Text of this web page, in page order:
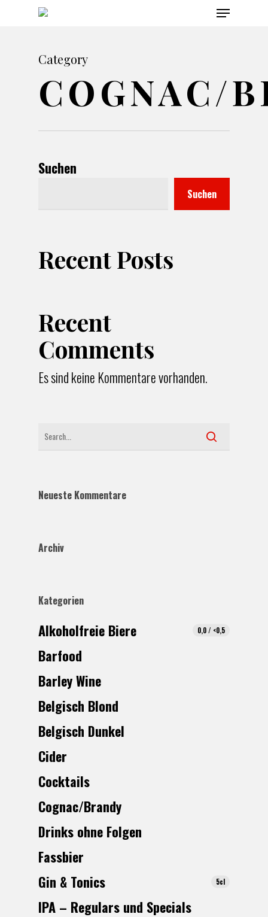
Menu
Category
COGNAC/
Suchen
Suchen
Recent Posts
Recent
Comments
Es sind keine Kommentare vorhanden.
Neueste Kommentare
Archiv
Kategorien
Alkoholfreie Biere 0,0 / <0,5
Barfood
Barley Wine
Belgisch Blond
Belgisch Dunkel
Cider
Cocktails
Cognac/Brandy
Drinks ohne Folgen
Fassbier
Gin & Tonics
5cl
IPA – Regulars und Specials